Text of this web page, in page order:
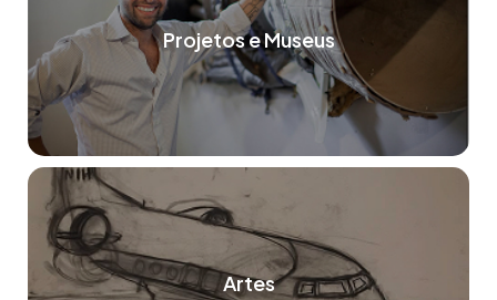
Projetos e Museus
Artes